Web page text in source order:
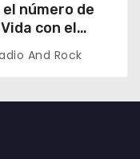
número de
con el
And Rock